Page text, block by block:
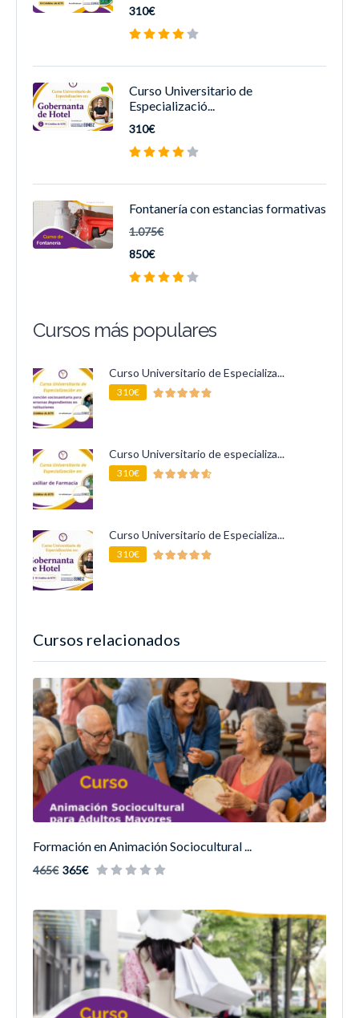
Cursos relacionados
Formación en Animación Sociocultural ...
465€ 365€
310€
Curso Universitario de
Especializació...
310€
Fontanería con estancias formativas
1.075€
850€
Cursos más populares
Curso Universitario de Especializa...
310€
Curso Universitario de especializa...
310€
Curso Universitario de Especializa...
310€